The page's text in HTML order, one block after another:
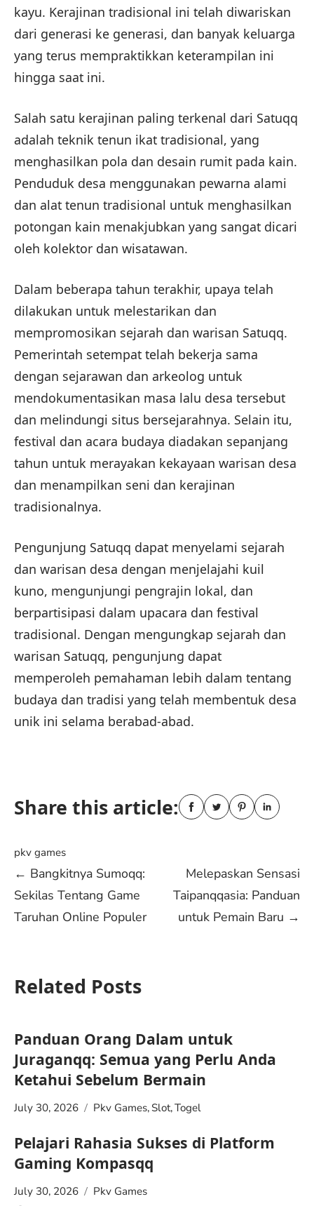
kayu. Kerajinan tradisional ini telah diwariskan
dari generasi ke generasi, dan banyak keluarga
yang terus mempraktikkan keterampilan ini
hingga saat ini.
Salah satu kerajinan paling terkenal dari Satuqq
adalah teknik tenun ikat tradisional, yang
menghasilkan pola dan desain rumit pada kain.
Penduduk desa menggunakan pewarna alami
dan alat tenun tradisional untuk menghasilkan
potongan kain menakjubkan yang sangat dicari
oleh kolektor dan wisatawan.
Dalam beberapa tahun terakhir, upaya telah
dilakukan untuk melestarikan dan
mempromosikan sejarah dan warisan Satuqq.
Pemerintah setempat telah bekerja sama
dengan sejarawan dan arkeolog untuk
mendokumentasikan masa lalu desa tersebut
dan melindungi situs bersejarahnya. Selain itu,
festival dan acara budaya diadakan sepanjang
tahun untuk merayakan kekayaan warisan desa
dan menampilkan seni dan kerajinan
tradisionalnya.
Pengunjung Satuqq dapat menyelami sejarah
dan warisan desa dengan menjelajahi kuil
kuno, mengunjungi pengrajin lokal, dan
berpartisipasi dalam upacara dan festival
tradisional. Dengan mengungkap sejarah dan
warisan Satuqq, pengunjung dapat
memperoleh pemahaman lebih dalam tentang
budaya dan tradisi yang telah membentuk desa
unik ini selama berabad-abad.
Share this article:
pkv games
Post
navigation
← Bangkitnya Sumoqq:
Sekilas Tentang Game
Taruhan Online Populer
Melepaskan Sensasi
Taipanqqasia: Panduan
untuk Pemain Baru →
Related Posts
Panduan Orang Dalam untuk
Juraganqq: Semua yang Perlu Anda
Ketahui Sebelum Bermain
July 30, 2026 Pkv Games, Slot,Togel
Pelajari Rahasia Sukses di Platform
Gaming Kompasqq
July 30, 2026 Pkv Games